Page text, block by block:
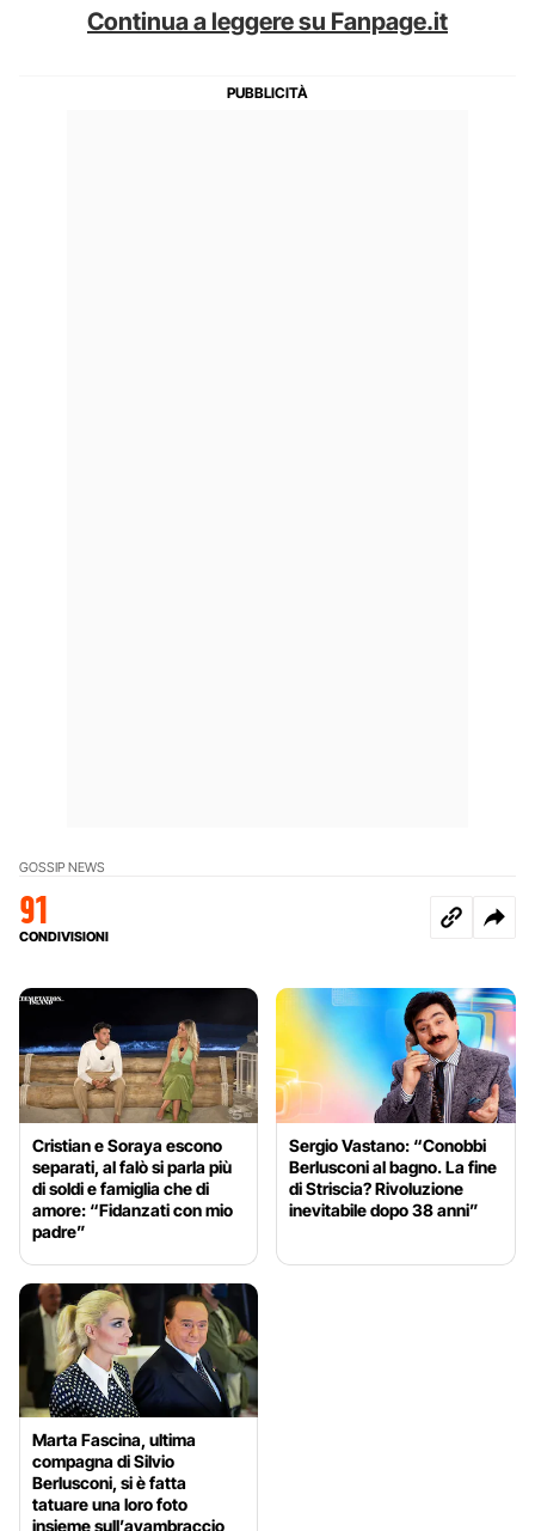
Continua a leggere su Fanpage.it
GOSSIP NEWS
91
CONDIVISIONI
Cristian e Soraya escono
separati, al falò si parla più
di soldi e famiglia che di
amore: “Fidanzati con mio
padre”
Sergio Vastano: “Conobbi
Berlusconi al bagno. La fine
di Striscia? Rivoluzione
inevitabile dopo 38 anni”
Marta Fascina, ultima
compagna di Silvio
Berlusconi, si è fatta
tatuare una loro foto
insieme sull’avambraccio